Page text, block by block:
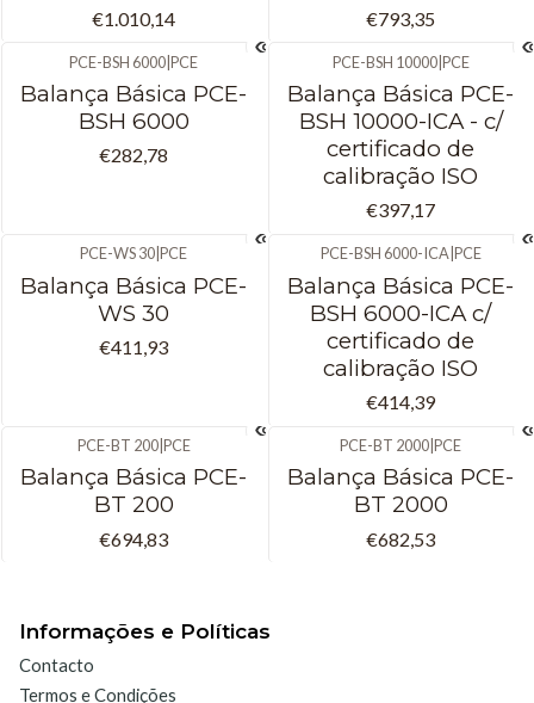
€1.010,14 €793,35
PCE-BSH 6000 PCE
Balança Básica PCE-
BSH 6000
€282,78
PCE-BSH 10000| PCE
Balança Básica PCE-
BSH 10000-ICA - c/
certificado de
calibração ISO
€397,17
PCE-WS 30 PCE
Balança Básica PCE-
WS 30
€411,93
PCE-BSH 6000-ICA| PCE
Balança Básica PCE-
BSH 6000-ICA c/
certificado de
calibração ISO
€414,39
PCE-BT 200| PCE
Balança Básica PCE-
BT 200
€694,83
PCE-BT 2000 PCE
Balança Básica PCE-
BT 2000
€682,53
Informações e Políticas
Contacto
Termos e Condições